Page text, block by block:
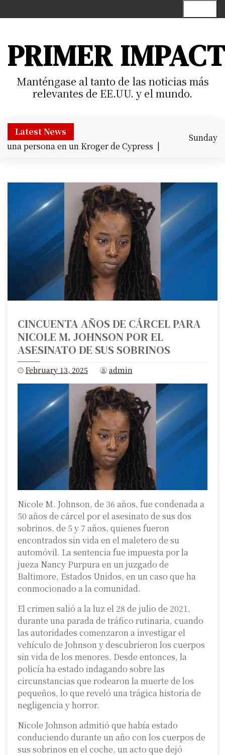
k
PRIMER
Manténgase al tanto de las noticias más
relevantes de EE.UU. y el mundo.
Latest News
persona en un Kroger de Cypress |Prisión preventiva
Sunday
CINCUENTA AÑOS DE CÁRCEL PARA
NICOLE M. JOHNSON POR EL
ASESINATO DE SUS SOBRINOS
February 13, 2025 admin
Nicole M. Johnson, de 36 años, fue condenada a
50 años de cárcel por el asesinato de sus dos
sobrinos, de 5 y 7 años, quienes fueron
encontrados sin vida en el maletero de su
automóvil. La sentencia fue impuesta por la
jueza Nancy Purpura en un juzgado de
Baltimore, Estados Unidos, en un caso que ha
conmocionado a la comunidad.
El crimen salió a la luz el 28 de julio de 2021,
durante una parada de tráfico rutinaria, cuando
las autoridades comenzaron a investigar el
vehículo de Johnson y descubrieron los cuerpos
sin vida de los menores. Desde entonces, la
policía ha estado indagando sobre las
circunstancias que rodearon la muerte de los
pequeños, lo que reveló una trágica historia de
negligencia y horror.
Nicole Johnson admitió que había estado
conduciendo durante un año con los cuerpos de
sus sobrinos en el coche, un acto que dejó